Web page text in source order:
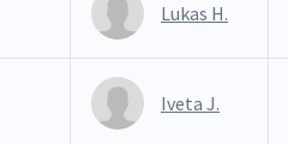
Lukas H.
Iveta J.